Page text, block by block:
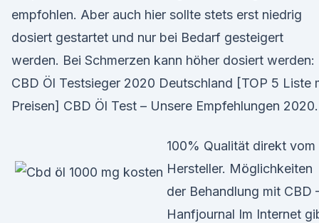
empfohlen. Aber auch hier sollte stets erst niedrig
dosiert gestartet und nur bei Bedarf gesteigert
werden. Bei Schmerzen kann höher dosiert werden:
CBD Öl Testsieger 2020 Deutschland [TOP 5 Liste
Preisen] CBD Öl Test – Unsere Empfehlungen 2020.
100% Qualität direkt vom
Hersteller. Möglichkeiten
der Behandlung mit CBD
Hanfjournal Im Internet